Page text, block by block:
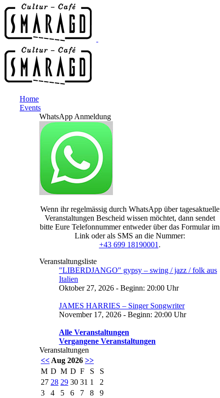
Home
Events
WhatsApp Anmeldung
Wenn ihr regelmässig durch WhatsApp über tagesaktuelle
Veranstaltungen Bescheid wissen möchtet, dann sendet
bitte Eure Telefonnummer entweder über das Formular im
Link oder als SMS an die Nummer:
+43 699 18190001 .
Veranstaltungsliste
"LIBERDJANGO" gypsy – swing / jazz / folk aus
Italien
Oktober 27, 2026 - Beginn: 20:00 Uhr
JAMES HARRIES – Singer Songwriter
November 17, 2026 - Beginn: 20:00 Uhr
Alle Veranstaltungen
Vergangene Veranstaltungen
Veranstaltungen
<< Aug 2026 >>
M D M D F S
S
27 28 29 30 31 1
2
3
4 5 6 7 8
9